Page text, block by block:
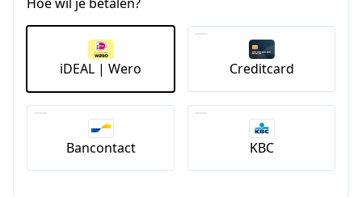
iDEAL | Wero Creditcard
Bancontact KBC